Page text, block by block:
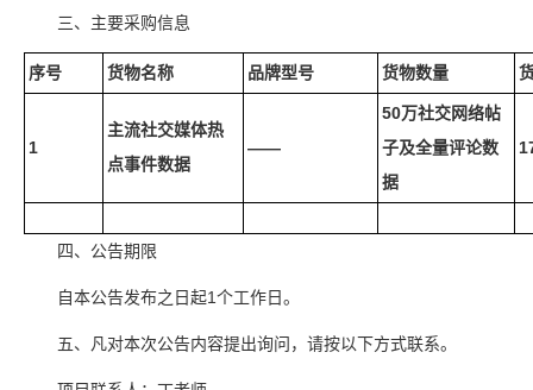
三、主要采购信息
序号 货物名称 品牌型号 货物数量
1
主流社交媒体热
点事件数据
——
50万社交网络帖
子及全量评论数
据
四、公告期限
自本公告发布之日起1个工作日。
五、凡对本次公告内容提出询问，请按以下方式联系。